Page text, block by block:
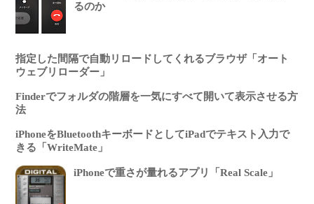
るのか
指定した間隔で自動リロードしてくれるブラウザ「オート
ウェブリローダー」
Finderでフォルダの階層を一気にすべて開いて表示させる方
法
iPhoneをBluetoothキーボードとしてiPadでテキスト入力で
きる「WriteMate」
iPhoneで重さが量れるアプリ「Real Scale」